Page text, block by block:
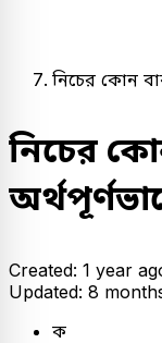
নিচের কোন
নিচের
Created: 1 year
Updated: 8
ক